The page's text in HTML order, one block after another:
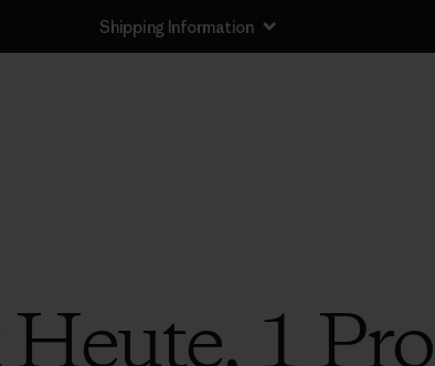
Shipping Information